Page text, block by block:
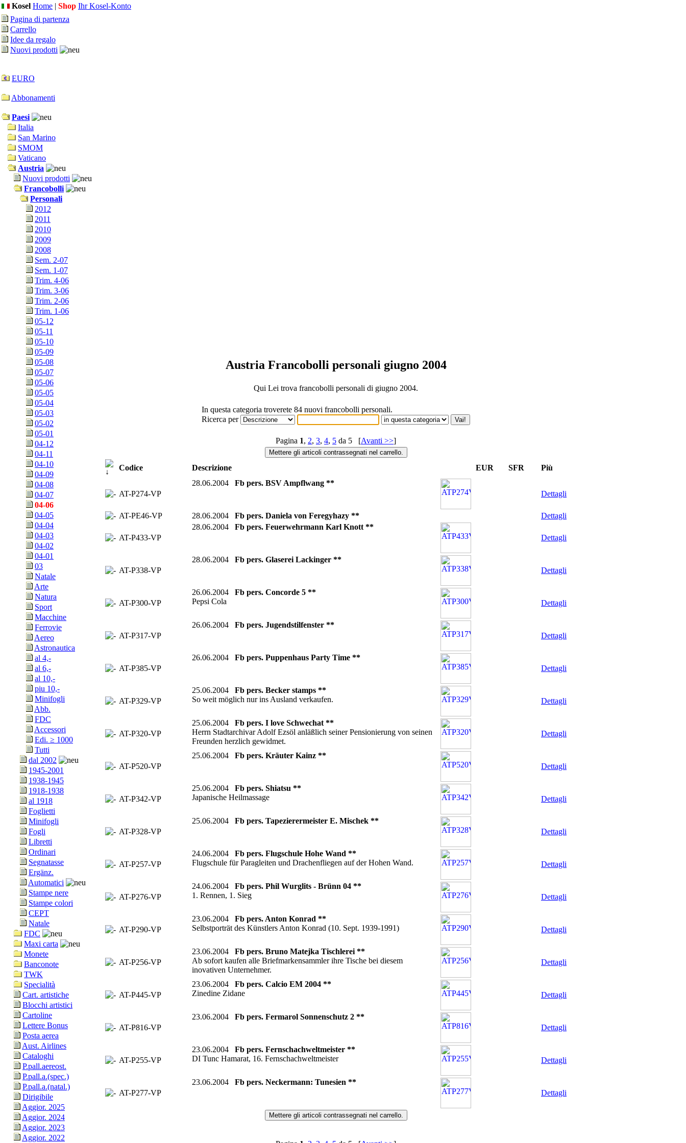
Kosel Home | Shop Ihr Kosel-Konto
Pagina di partenza
Carrello
Idee da regalo
Nuovi prodotti
EURO
Abbonamenti
Paesi
Italia
San Marino
SMOM
Vaticano
Austria
Nuovi prodotti
Francobolli
Personali
2012
2011
2010
2009
2008
Sem. 2-07
Sem. 1-07
Trim. 4-06
Trim. 3-06
Trim. 2-06
Trim. 1-06
05-12
05-11
05-10
05-09
05-08
05-07
05-06
05-05
05-04
05-03
05-02
05-01
04-12
04-11
04-10
04-09
04-08
04-07
04-06
04-05
04-04
04-03
04-02
04-01
03
Natale
Arte
Natura
Sport
Macchine
Ferrovie
Aereo
Astronautica
al 4,-
al 6,-
al 10,-
piu 10,-
Minifogli
Abb.
FDC
Accessori
Edi. ≥ 1000
Tutti
dal 2002
1945-2001
1938-1945
1918-1938
al 1918
Foglietti
Minifogli
Fogli
Libretti
Ordinari
Segnatasse
Ergänz.
Automatici
Stampe nere
Stampe colori
CEPT
Natale
FDC
Maxi carta
Monete
Banconote
TWK
Specialità
Cart. artistiche
Blocchi artistici
Cartoline
Lettere Bonus
Posta aerea
Aust. Airlines
Cataloghi
P.pall.aereost.
P.pall.a.(spec.)
P.pall.a.(natal.)
Dirigibile
Aggior. 2025
Aggior. 2024
Aggior. 2023
Aggior. 2022
Austria Francobolli personali giugno 2004
Qui Lei trova francobolli personali di giugno 2004.
In questa categoria troverete 84 nuovi francobolli personali.
Ricerca per
Pagina 1, 2, 3, 4, 5 da 5 [Avanti >>]
Codice Descrizione EUR SFR Più
AT-P274-VP
28.06.2004 Fb pers. BSV Ampflwang **
Dettagli
AT-PE46-VP 28.06.2004 Fb pers. Daniela von Feregyhazy ** Dettagli
AT-P433-VP
28.06.2004 Fb pers. Feuerwehrmann Karl Knott **
Dettagli
AT-P338-VP
28.06.2004 Fb pers. Glaserei Lackinger **
Dettagli
AT-P300-VP
26.06.2004 Fb pers. Concorde 5 **
Pepsi Cola
Dettagli
AT-P317-VP
26.06.2004 Fb pers. Jugendstilfenster **
Dettagli
AT-P385-VP
26.06.2004 Fb pers. Puppenhaus Party Time **
Dettagli
AT-P329-VP
25.06.2004 Fb pers. Becker stamps **
So weit möglich nur ins Ausland verkaufen.
Dettagli
AT-P320-VP
25.06.2004 Fb pers. I love Schwechat **
Herrn Stadtarchivar Adolf Ezsöl anläßlich seiner Pensionierung von seinen
Freunden herzlich gewidmet.
Dettagli
AT-P520-VP
25.06.2004 Fb pers. Kräuter Kainz **
Dettagli
AT-P342-VP
25.06.2004 Fb pers. Shiatsu **
Japanische Heilmassage
Dettagli
AT-P328-VP
25.06.2004 Fb pers. Tapezierermeister E. Mischek **
Dettagli
AT-P257-VP
24.06.2004 Fb pers. Flugschule Hohe Wand **
Flugschule für Paragleiten und Drachenfliegen auf der Hohen Wand.
Dettagli
AT-P276-VP
24.06.2004 Fb pers. Phil Wurglits - Brünn 04 **
1. Rennen, 1. Sieg
Dettagli
AT-P290-VP
23.06.2004 Fb pers. Anton Konrad **
Selbstporträt des Künstlers Anton Konrad (10. Sept. 1939-1991)
Dettagli
AT-P256-VP
23.06.2004 Fb pers. Bruno Matejka Tischlerei **
Ab sofort kaufen alle Briefmarkensammler ihre Tische bei diesem
inovativen Unternehmer.
Dettagli
AT-P445-VP
23.06.2004 Fb pers. Calcio EM 2004 **
Zinedine Zidane
Dettagli
AT-P816-VP
23.06.2004 Fb pers. Fermarol Sonnenschutz 2 **
Dettagli
AT-P255-VP
23.06.2004 Fb pers. Fernschachweltmeister **
DI Tunc Hamarat, 16. Fernschachweltmeister
Dettagli
AT-P277-VP
23.06.2004 Fb pers. Neckermann: Tunesien **
Dettagli